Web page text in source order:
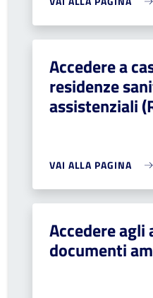
Accedere a
residenze
assistenziali
VAI ALLA PAGINA
Accedere agli
documenti